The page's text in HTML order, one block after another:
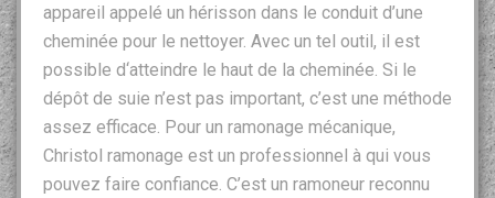
appareil appelé un hérisson dans le conduit d’une
cheminée pour le nettoyer. Avec un tel outil, il est
possible d‘atteindre le haut de la cheminée. Si le
dépôt de suie n’est pas important, c’est une méthode
assez efficace. Pour un ramonage mécanique,
Christol ramonage est un professionnel à qui vous
pouvez faire confiance. C’est un ramoneur reconnu